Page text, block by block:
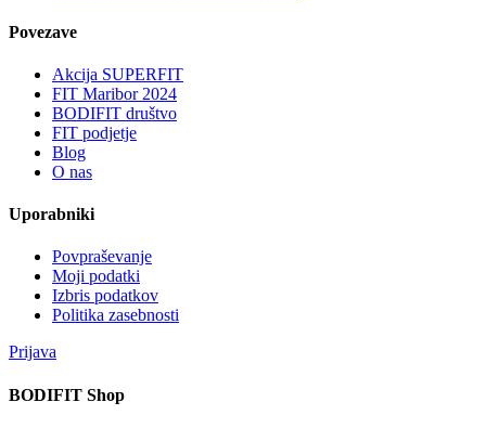
Povezave
Akcija SUPERFIT
FIT Maribor 2024
BODIFIT društvo
FIT podjetje
Blog
O nas
Uporabniki
Povpraševanje
Moji podatki
Izbris podatkov
Politika zasebnosti
Prijava
BODIFIT Shop